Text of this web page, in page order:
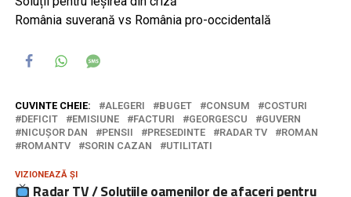
România suverană vs România pro-occidentală
CUVINTE CHEIE: ALEGERI BUGET CONSUM
COSTURI
DEFICIT
EMISIUNE FACTURI GEORGESCU
GUVERN
NICUȘOR DAN
PENSII PRESEDINTE RADAR TV
ROMAN
ROMANTV
SORIN CAZAN UTILITATI
VIZIONEAZĂ ȘI
Radar TV / Soluțiile oamenilor de afaceri pentru